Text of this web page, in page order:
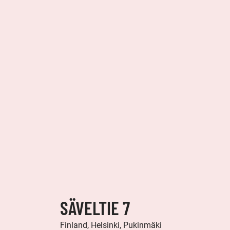
SÄVELTIE 7
Finland, Helsinki, Pukinmäki